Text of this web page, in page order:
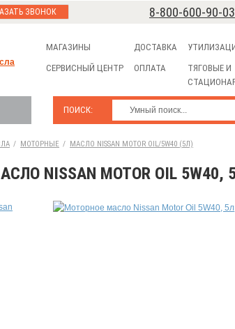
ЗВОНОК 8-800-600-90-03
МАГАЗИНЫ
СЕРВИСНЫЙ ЦЕНТР
ДОСТАВКА
ОПЛАТА
ТЯГОВЫЕ И
ПОИСК:
/ МОТОРНЫЕ / МАСЛО NISSAN MOTOR OIL/5W40 (5Л)
NISSAN MOTOR OIL 5W40,